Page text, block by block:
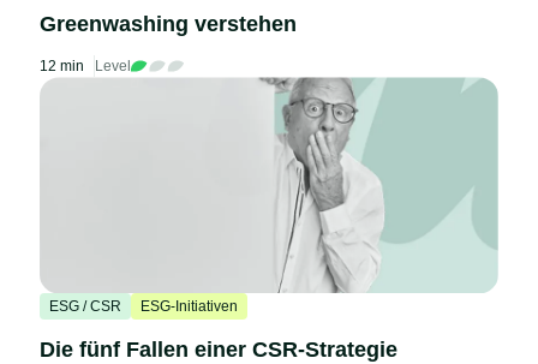
Greenwashing verstehen
12 min Level
ESG / CSR ESG-Initiativen
Die fünf Fallen einer CSR-Strategie